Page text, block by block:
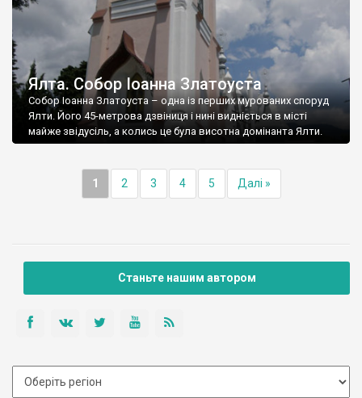
Ялта. Собор Іоанна Златоуста
Собор Іоанна Златоуста – одна із перших мурованих споруд
Ялти. Його 45-метрова дзвіниця і нині видніється в місті
майже звідусіль, а колись це була висотна домінанта Ялти.
1 2 3 4 5 Далі »
Станьте нашим автором